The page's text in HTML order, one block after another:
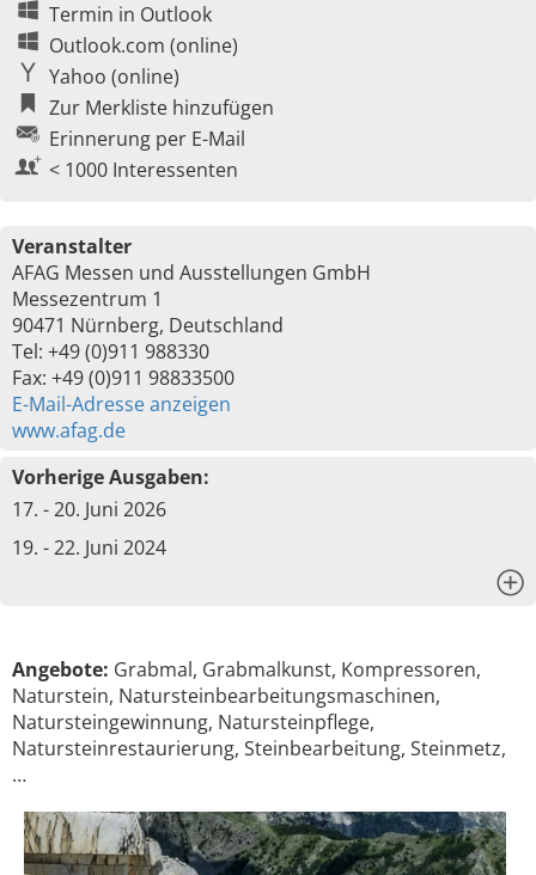
Termin in Outlook
Outlook.com (online)
Yahoo (online)
Zur Merkliste hinzufügen
Erinnerung per E-Mail
< 1000 Interessenten
Veranstalter
AFAG Messen und Ausstellungen GmbH
Messezentrum 1
90471 Nürnberg, Deutschland
Tel: +49 (0)911 988330
Fax: +49 (0)911 98833500
E-Mail-Adresse anzeigen
www.afag.de
Vorherige Ausgaben:
17. - 20. Juni 2026
19. - 22. Juni 2024
Angebote: Grabmal, Grabmalkunst, Kompressoren,
Naturstein, Natursteinbearbeitungsmaschinen,
Natursteingewinnung, Natursteinpflege,
Natursteinrestaurierung, Steinbearbeitung, Steinmetz,
…